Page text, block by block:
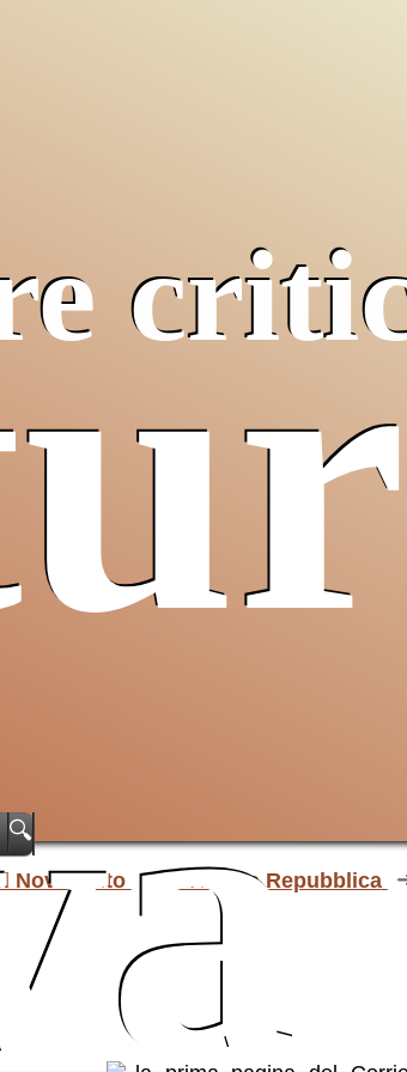
🔍
Novecento
La Prima Repubblica